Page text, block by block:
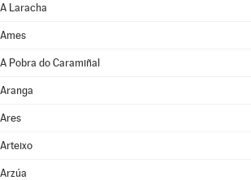
A Laracha
Ames
A Pobra do Caramiñal
Aranga
Ares
Arteixo
Arzúa